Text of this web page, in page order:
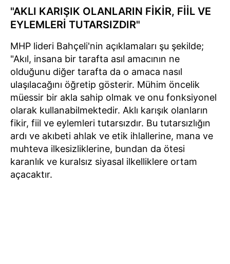
"AKLI KARIŞIK OLANLARIN FİKİR, FİİL VE
EYLEMLERİ TUTARSIZDIR"
MHP lideri Bahçeli'nin açıklamaları şu şekilde;
"Akıl, insana bir tarafta asıl amacının ne
olduğunu diğer tarafta da o amaca nasıl
ulaşılacağını öğretip gösterir. Mühim öncelik
müessir bir akla sahip olmak ve onu fonksiyonel
olarak kullanabilmektedir. Aklı karışık olanların
fikir, fiil ve eylemleri tutarsızdır. Bu tutarsızlığın
ardı ve akıbeti ahlak ve etik ihlallerine, mana ve
muhteva ilkesizliklerine, bundan da ötesi
karanlık ve kuralsız siyasal ilkelliklere ortam
açacaktır.